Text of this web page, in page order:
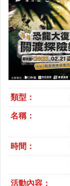
類型：
名稱：
時間：
活動內容：